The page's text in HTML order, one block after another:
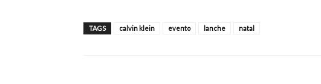
TAGS calvin klein evento lanche natal